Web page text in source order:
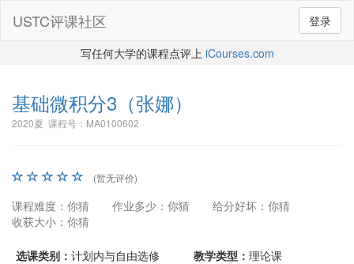
登录
USTC评课社区
写任何大学的课程点评上 iCourses.com
基础微积分3 （张娜）
2020夏 课程号：MA0100602
(暂无评价)
课程难度：你猜 作业多少：你猜
给分好坏：你猜
收获大小：你猜
选课类别： 计划内与自由选修 教学类型： 理论课